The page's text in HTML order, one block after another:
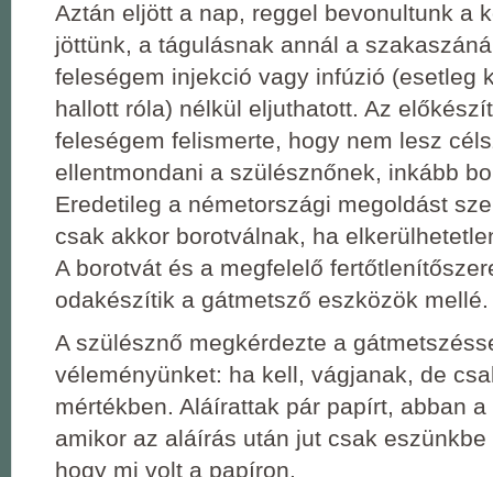
Aztán eljött a nap, reggel bevonultunk a
jöttünk, a tágulásnak annál a
feleségem injekció vagy infúzió (esetleg
hallott róla) nélkül eljuthatott. Az
feleségem felismerte, hogy nem lesz
ellentmondani a szülésznőnek, inkább
Eredetileg a németországi megoldást
csak akkor borotválnak, ha
A borotvát és a megfelelő
odakészítik a gátmetsző eszközök mellé.
A szülésznő megkérdezte a
véleményünket: ha kell, vágjanak, de
mértékben. Aláírattak pár papírt, abban
amikor az aláírás után jut csak
hogy mi volt a papíron.